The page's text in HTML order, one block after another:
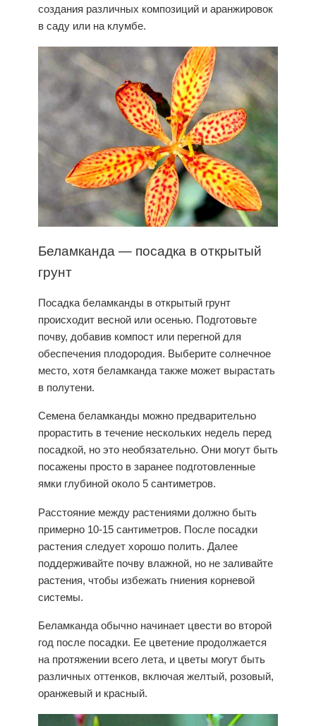
создания различных композиций и аранжировок
в саду или на клумбе.
Беламканда — посадка в открытый
грунт
Посадка беламканды в открытый грунт
происходит весной или осенью. Подготовьте
почву, добавив компост или перегной для
обеспечения плодородия. Выберите солнечное
место, хотя беламканда также может вырастать
в полутени.
Семена беламканды можно предварительно
прорастить в течение нескольких недель перед
посадкой, но это необязательно. Они могут быть
посажены просто в заранее подготовленные
ямки глубиной около 5 сантиметров.
Расстояние между растениями должно быть
примерно 10-15 сантиметров. После посадки
растения следует хорошо полить. Далее
поддерживайте почву влажной, но не заливайте
растения, чтобы избежать гниения корневой
системы.
Беламканда обычно начинает цвести во второй
год после посадки. Ее цветение продолжается
на протяжении всего лета, и цветы могут быть
различных оттенков, включая желтый, розовый,
оранжевый и красный.